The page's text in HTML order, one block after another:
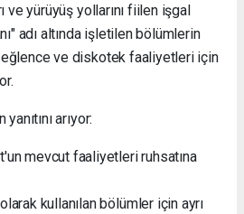
ve yürüyüş yollarını fiilen işgal
adı altında işletilen bölümlerin
ve diskotek faaliyetleri için
arıyor:
mevcut faaliyetleri ruhsatına
kullanılan bölümler için ayrı